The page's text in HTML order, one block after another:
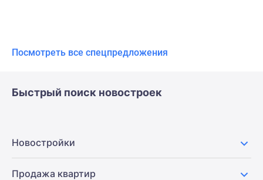
Посмотреть все спецпредложения
Быстрый поиск новостроек
Новостройки
Продажа квартир